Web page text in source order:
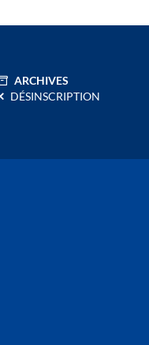
ARCHIVES
DÉSINSCRIPTION